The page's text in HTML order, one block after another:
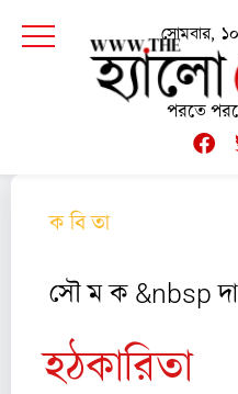
সোমবার,
পরতে
ক বি তা
সৌ ম ক &nbsp
হঠকারিতা